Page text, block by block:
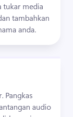
tukar media
tambahkan
anda.
Pangkas
audio